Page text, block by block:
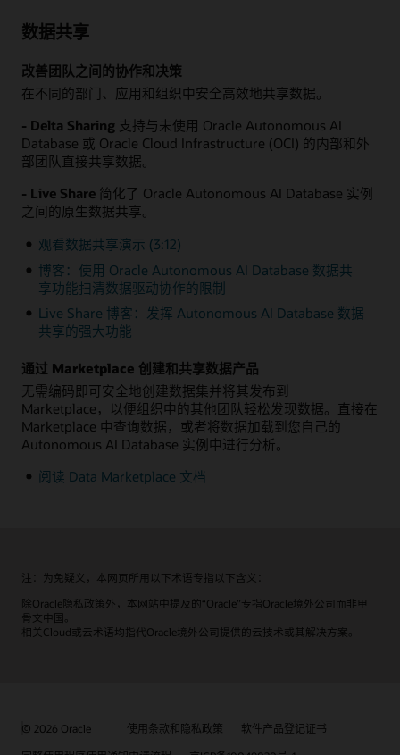
数据共享
改善团队之间的协作和决策
在不同的部门、应用和组织中安全高效地共享数据。
- Delta Sharing 支持与未使用 Oracle Autonomous AI
Database 或 Oracle Cloud Infrastructure (OCI) 的内部和外
部团队直接共享数据。
- Live Share 简化了 Oracle Autonomous AI Database 实例
之间的原生数据共享。
观看数据共享演示 (3:12)
博客：使用 Oracle Autonomous AI Database 数据共
享功能扫清数据驱动协作的限制
Live Share 博客：发挥 Autonomous AI Database 数据
共享的强大功能
通过 Marketplace 创建和共享数据产品
无需编码即可安全地创建数据集并将其发布到
Marketplace，以便组织中的其他团队轻松发现数据。直接在
Marketplace 中查询数据，或者将数据加载到您自己的
Autonomous AI Database 实例中进行分析。
阅读 Data Marketplace 文档
注：为免疑义，本网页所用以下术语专指以下含义：
除Oracle隐私政策外，本网站中提及的“Oracle”专指Oracle境外公司而非甲
骨文中国。
相关Cloud或云术语均指代Oracle境外公司提供的云技术或其解决方案。
© 2026 Oracle 使用条款和隐私政策
软件产品登记证书